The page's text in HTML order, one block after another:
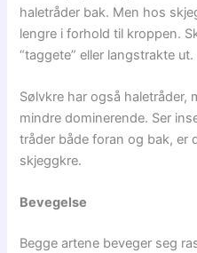
haletråder bak. Men hos
lengre i forhold til kroppen.
“taggete” eller langstrakte ut.
Sølvkre har også haletråder,
mindre dominerende. Ser
tråder både foran og bak, er
skjeggkre.
Bevegelse
Begge artene beveger seg